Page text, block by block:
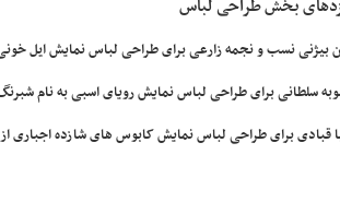
بخش طراحی لباس
بیژنی نسب و نجمه زارعی برای طراحی لباس نمایش ایل
سلطانی برای طراحی لباس نمایش رویای اسبی به نام
قبادی برای طراحی لباس نمایش کابوس های شازده اجباری از